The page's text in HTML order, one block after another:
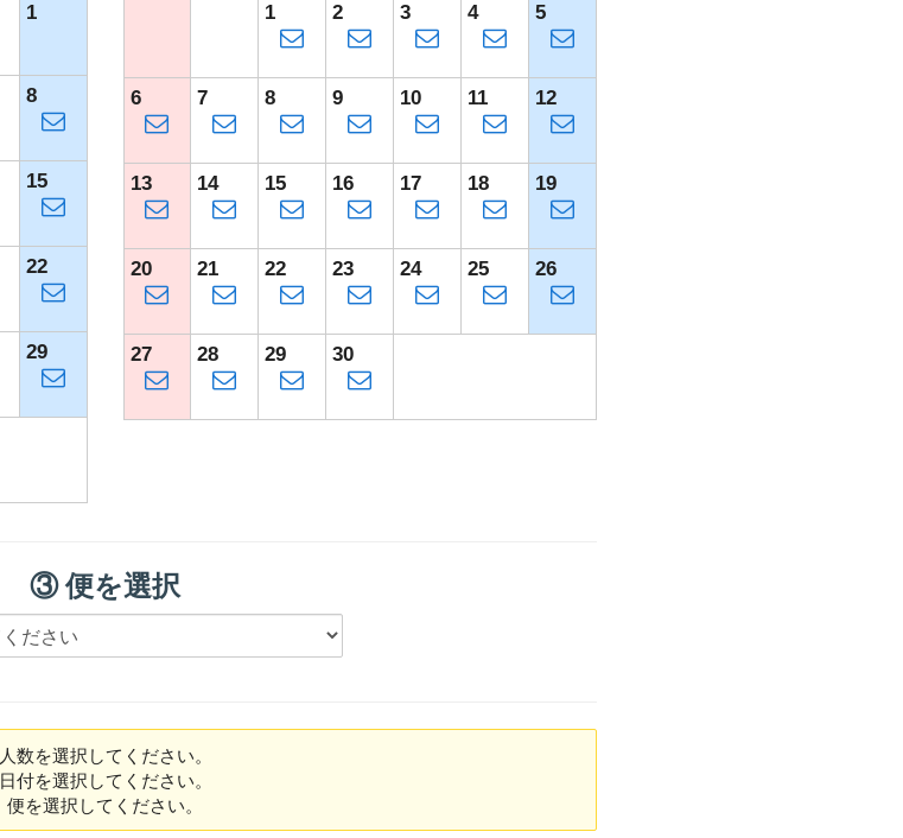
1
8
15
22
29
1 2 3 4 5
6 7 8 9 10 11 12
13 14 15 16 17 18 19
20 21 22 23 24 25 26
27 28 29 30
③ 便を選択
人数を選択してください。
日付を選択してください。
便を選択してください。